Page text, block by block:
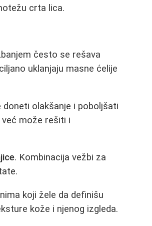
crta lica.
često se rešava
uklanjaju masne ćelije
doneti olakšanje i poboljšati
može rešiti i
. Kombinacija vežbi za
koji žele da definišu
kože i njenog izgleda.